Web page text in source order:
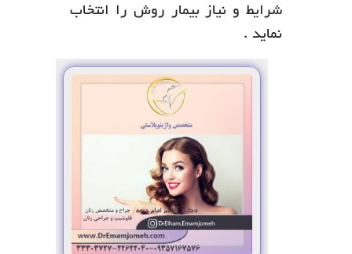
شرایط و نیاز بیمار روش را انتخاب
نماید .